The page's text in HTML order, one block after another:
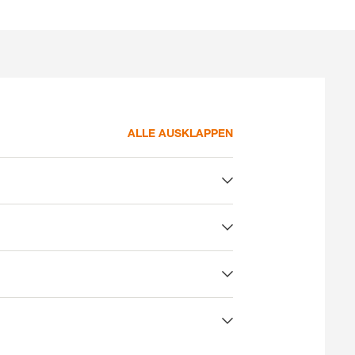
ALLE AUSKLAPPEN